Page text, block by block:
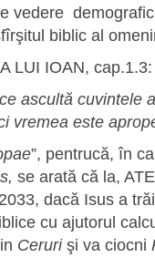
vedere demografic
biblic al
LUI IOAN, cap.1.3:
ascultă cuvintele
vremea este
”, pentrucă, în
se arată că la,
dacă Isus a
cu ajutorul
Cerurişi va ciocni